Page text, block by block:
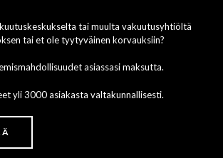
tai muulta vakuutusyhtiöltä
tai et ole tyytyväinen korvauksiin?
asiassasi maksutta.
yli 3000 asiakasta valtakunnallisesti.